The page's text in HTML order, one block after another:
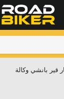
قير بانشي وكالة